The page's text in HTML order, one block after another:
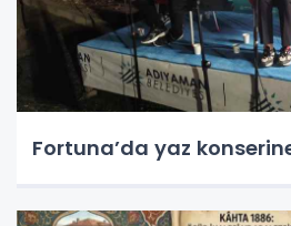
Fortuna’da yaz